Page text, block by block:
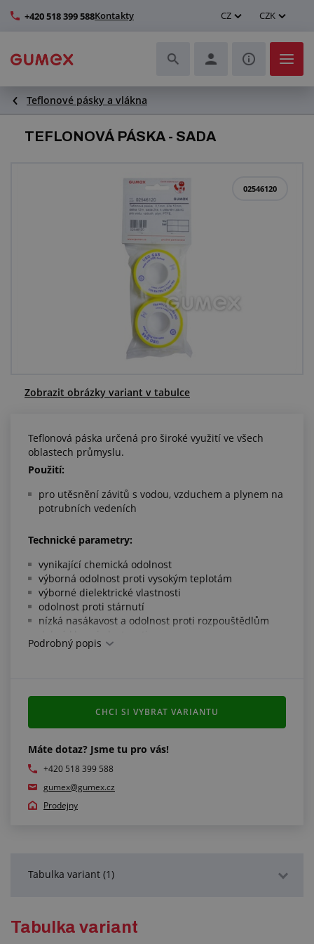
+420 518 399 588Kontakty CZ CZK
Hadice a jejich kompletace
Profily a výroba těsnění
Dopravníkové pásy a montáž
Zlepšení pracovního prostředí
Další pryžové a plastové výrobky
O nás a kariéra
Teflonové pásky a vlákna
TEFLONOVÁ PÁSKA - SADA
02546120
Zobrazit obrázky variant v tabulce
Teflonová páska určená pro široké využití ve všech
oblastech průmyslu.
Použití:
pro utěsnění závitů s vodou, vzduchem a plynem na
potrubních vedeních
Technické parametry:
vynikající chemická odolnost
výborná odolnost proti vysokým teplotám
výborné dielektrické vlastnosti
odolnost proti stárnutí
nízká nasákavost a odolnost proti rozpouštědlům
2 ks v balení
Přečtěte si na našem blogu:
Teflon v našem sortimentu
Kde všude se používá teflon
Podrobný popis
Máte dotaz? Jsme tu pro vás!
+420 518 399 588
gumex@gumex.cz
Prodejny
CHCI SI VYBRAT VARIANTU
Tabulka variant (1)
Tabulka variant